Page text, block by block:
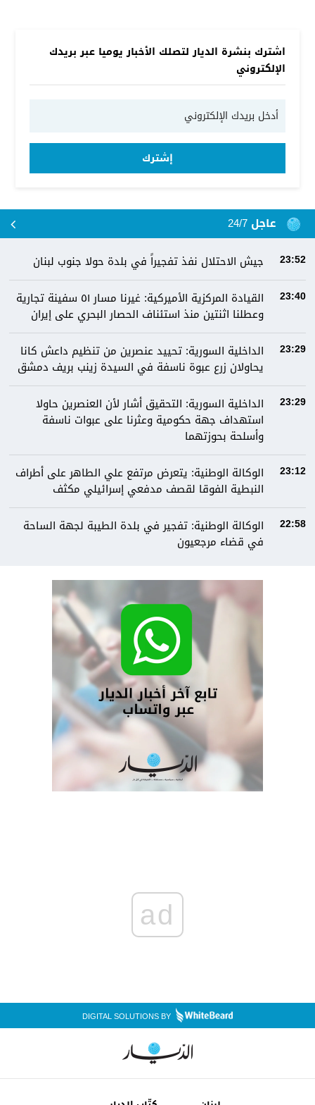
اشترك بنشرة الديار لتصلك الأخبار يوميا عبر بريدك
الإلكتروني
إشترك
عاجل 24/7
23:52 جيش الاحتلال نفذ تفجيراً في بلدة حولا جنوب لبنان
23:40
القيادة المركزية الأميركية: غيرنا مسار ٥١ سفينة تجارية
وعطلنا اثنتين منذ استئناف الحصار البحري على إيران
23:29
الداخلية السورية: تحييد عنصرين من تنظيم داعش كانا
يحاولان زرع عبوة ناسفة في السيدة زينب بريف دمشق
23:29
الداخلية السورية: التحقيق أشار لأن العنصرين حاولا
استهداف جهة حكومية وعثرنا على عبوات ناسفة
وأسلحة بحوزتهما
23:12
الوكالة الوطنية: يتعرض مرتفع علي الطاهر على أطراف
النبطية الفوقا لقصف مدفعي إسرائيلي مكثف
22:58
الوكالة الوطنية: تفجير في بلدة الطيبة لجهة الساحة
في قضاء مرجعيون
ad
DIGITAL SOLUTIONS BY